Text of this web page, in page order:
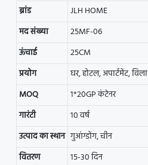
ब्रांड
JLH HOME
मद संख्या
25MF-06
ऊंचाई
25CM
प्रयोग
घर, होटल, अपार्टमेंट, विला
MOQ
1*20GP कंटेनर
गारंटी
10 वर्ष
उत्पाद का स्थान गुआंग्डोंग, चीन
वितरण
15-30 दिन